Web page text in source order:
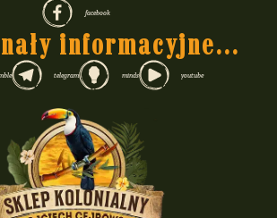
facebook
informacyjne...
telegram minds youtube